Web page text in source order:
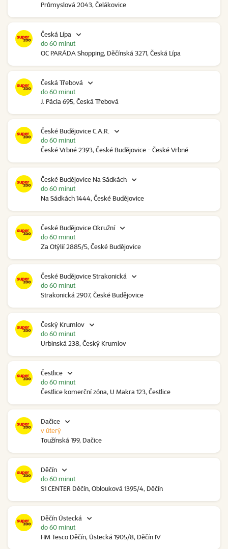
Průmyslová 2043, Čelákovice
Česká Lípa
OC PARÁDA Shopping, Děčínská 3271, Česká Lípa
do 60 minut
Česká Třebová
J. Pácla 695, Česká Třebová
do 60 minut
České Budějovice C.A.R.
České Vrbné 2393, České Budějovice - České Vrbné
do 60 minut
České Budějovice Na Sádkách
Na Sádkách 1444, České Budějovice
do 60 minut
České Budějovice Okružní
Za Otýlií 2885/5, České Budějovice
do 60 minut
České Budějovice Strakonická
Strakonická 2907, České Budějovice
do 60 minut
Český Krumlov
Urbinská 238, Český Krumlov
do 60 minut
Čestlice
Čestlice komerční zóna, U Makra 123, Čestlice
do 60 minut
Dačice
Toužínská 199, Dačice
v úterý
Děčín
S1 CENTER Děčín, Oblouková 1395/4, Děčín
do 60 minut
Děčín Ústecká
HM Tesco Děčín, Ústecká 1905/8, Děčín IV
do 60 minut